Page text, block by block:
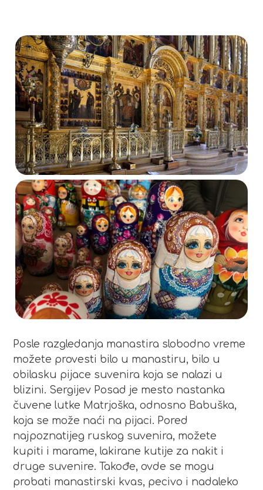
Posle razgledanja manastira slobodno vreme
možete provesti bilo u manastiru, bilo u
obilasku pijace suvenira koja se nalazi u
blizini. Sergijev Posad je mesto nastanka
čuvene lutke Matrjoška, odnosno Babuška,
koja se može naći na pijaci. Pored
najpoznatijeg ruskog suvenira, možete
kupiti i marame, lakirane kutije za nakit i
druge suvenire. Takođe, ovde se mogu
probati manastirski kvas, pecivo i nadaleko